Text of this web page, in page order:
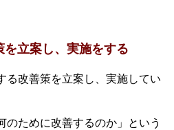
を立案し、実施をする
る改善策を立案し、実施してい
のために改善するのか」という